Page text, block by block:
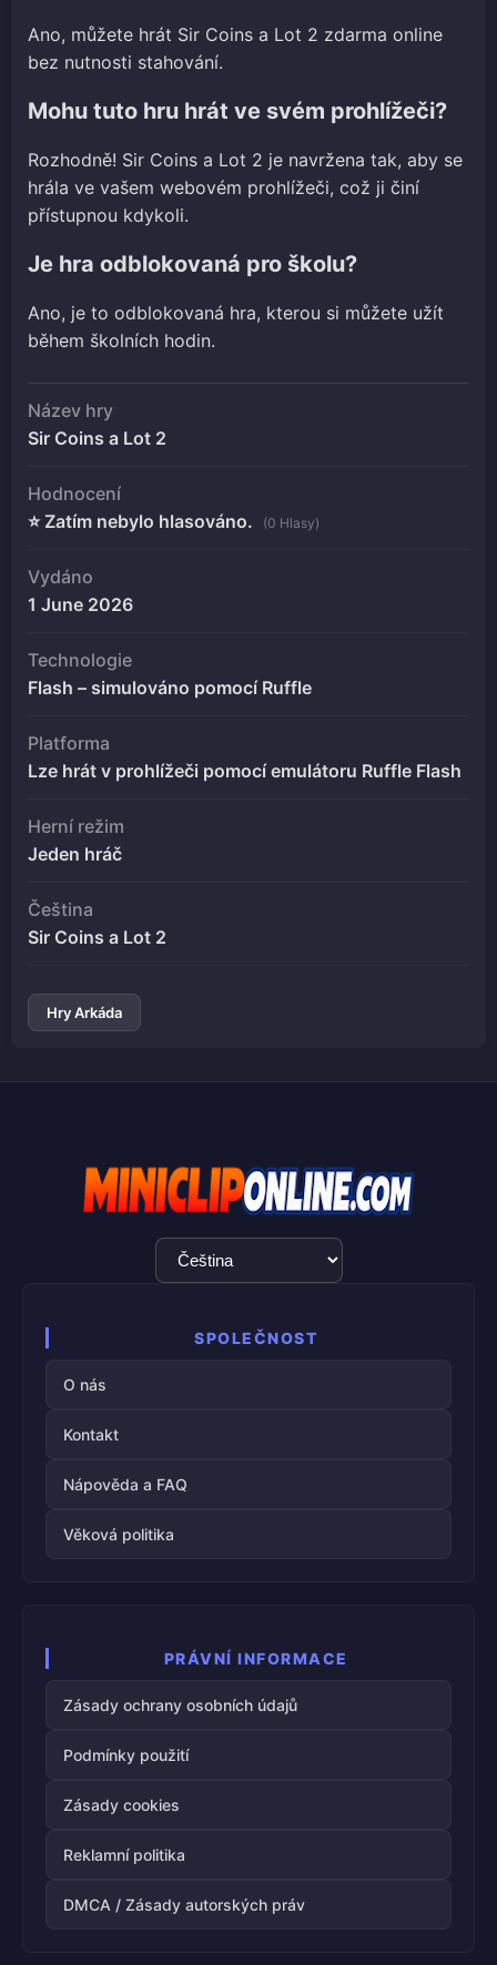
Ano, můžete hrát Sir Coins a Lot 2 zdarma online
bez nutnosti stahování.
Mohu tuto hru hrát ve svém prohlížeči?
Rozhodně! Sir Coins a Lot 2 je navržena tak, aby se
hrála ve vašem webovém prohlížeči, což ji činí
přístupnou kdykoli.
Je hra odblokovaná pro školu?
Ano, je to odblokovaná hra, kterou si můžete užít
během školních hodin.
Název hry
Sir Coins a Lot 2
Hodnocení
⭐ Zatím nebylo hlasováno.
(0 Hlasy)
Vydáno
1 June 2026
Technologie
Flash – simulováno pomocí Ruffle
Platforma
Lze hrát v prohlížeči pomocí emulátoru Ruffle Flash
Herní režim
Jeden hráč
Čeština
Sir Coins a Lot 2
Hry Arkáda
Výběr
jazyka
SPOLEČNOST
O nás
Kontakt
Nápověda a FAQ
Věková politika
PRÁVNÍ INFORMACE
Zásady ochrany osobních údajů
Podmínky použití
Zásady cookies
Reklamní politika
DMCA / Zásady autorských práv